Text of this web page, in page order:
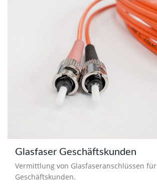
Glasfaser Geschäftskunden
Vermittlung von Glasfaseranschlüssen für
Geschäftskunden.